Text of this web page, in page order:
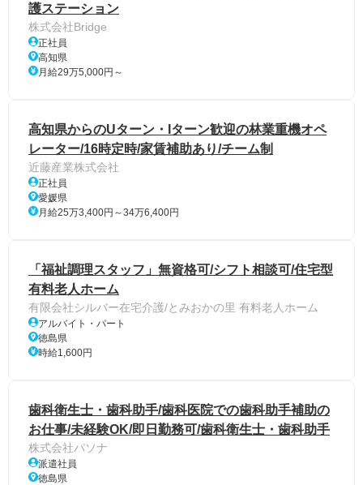
護ステーション
株式会社Bridge
正社員
高知県
月給29万5,000円～
高知県からのUターン・Iターン歓迎の林業重機オペ
レーター/16時定時/家賃補助あり/チーム制
近藤産業株式会社
正社員
愛媛県
月給25万3,400円～34万6,400円
「福祉調理スタッフ」無資格可/シフト相談可/住宅型
有料老人ホーム
有限会社シルバー在宅介護/とみおかの里 有料老人ホーム
アルバイト・パート
徳島県
時給1,600円
歯科衛生士・歯科助手/歯科医院での歯科助手補助の
お仕事/未経験OK/即日勤務可/歯科衛生士・歯科助手
株式会社パソナ
派遣社員
徳島県